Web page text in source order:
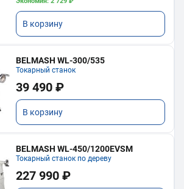
В корзину
BELMASH WL-300/535
Токарный станок
39 490 ₽
В корзину
BELMASH WL-450/1200EVSM
Токарный станок по дереву
227 990 ₽